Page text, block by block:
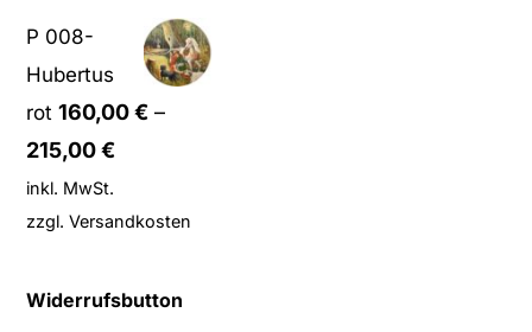
P 008-
Hubertus
rot 160,00€ –
215,00€
inkl. MwSt.
zzgl.Versandkosten
Widerrufsbutton